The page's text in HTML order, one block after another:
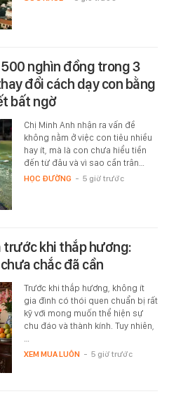
nghìn đồng trong 3
đổi cách dạy con bằng
bất ngờ
Chị Minh Anh nhận ra vấn đề
không nằm ở việc con tiêu nhiều
hay ít, mà là con chưa hiểu tiền
đến từ đâu và vì sao cần trân…
HỌC ĐƯỜNG - 5 giờ trước
trước khi thắp hương:
chắc đã cần
Trước khi thắp hương, không ít
gia đình có thói quen chuẩn bị rất
kỹ với mong muốn thể hiện sự
chu đáo và thành kính. Tuy nhiên,
…
XEM MUA LUÔN - 5 giờ trước